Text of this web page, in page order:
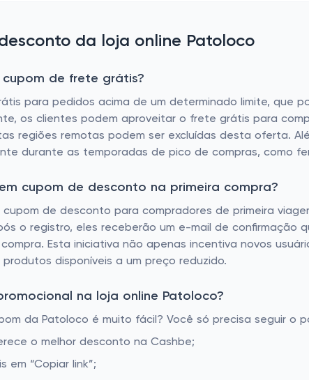
da loja online Patoloco
de frete grátis?
para pedidos acima de um determinado limite, que
os clientes podem aproveitar o frete grátis para
regiões remotas podem ser excluídas desta oferta.
durante as temporadas de pico de compras, como
cupom de desconto na primeira compra?
cupom de desconto para compradores de primeira
o registro, eles receberão um e-mail de
Esta iniciativa não apenas incentiva novos
disponíveis a um preço reduzido.
na loja online Patoloco?
da Patoloco é muito fácil? Você só precisa seguir o
o melhor desconto na Cashbe;
em “Copiar link”;